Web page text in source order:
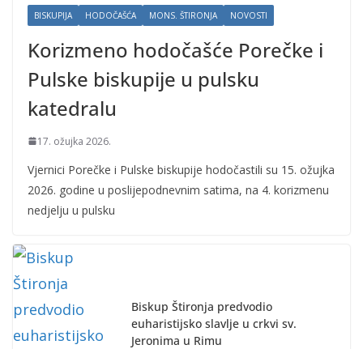
BISKUPIJA HODOČAŠĆA MONS. ŠTIRONJA NOVOSTI
Korizmeno hodočašće Porečke i
Pulske biskupije u pulsku
katedralu
17. ožujka 2026.
Vjernici Porečke i Pulske biskupije hodočastili su 15. ožujka
2026. godine u poslijepodnevnim satima, na 4. korizmenu
nedjelju u pulsku
Biskup Štironja predvodio
euharistijsko slavlje u crkvi sv.
Jeronima u Rimu